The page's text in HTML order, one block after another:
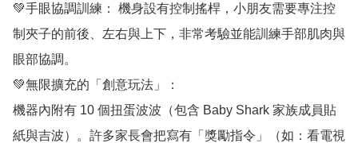
💚手眼協調訓練： 機身設有控制搖桿，小朋友需要專注控
制夾子的前後、左右與上下，非常考驗並能訓練手部肌肉與
眼部協調。
💚無限擴充的「創意玩法」：
機器內附有 10 個扭蛋波波（包含 Baby Shark 家族成員貼
紙與吉波）。許多家長會把寫有「獎勵指令」（如：看電視